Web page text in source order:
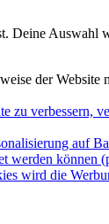
Deine Auswahl
der Website
zu verbessern,
auf
werden können
wird die